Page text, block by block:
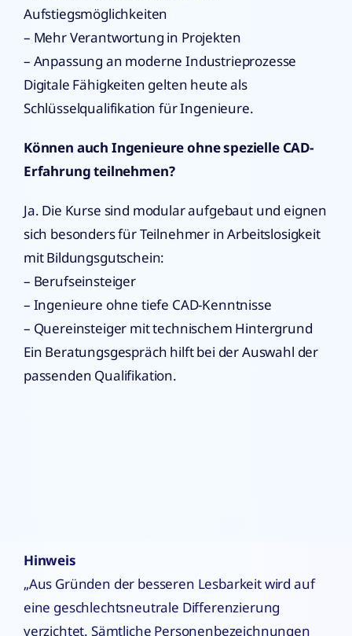
Aufstiegsmöglichkeiten
– Mehr Verantwortung in Projekten
– Anpassung an moderne Industrieprozesse
Digitale Fähigkeiten gelten heute als
Schlüsselqualifikation für Ingenieure.
Können auch Ingenieure ohne spezielle CAD-
Erfahrung teilnehmen?
Ja. Die Kurse sind modular aufgebaut und eignen
sich besonders für Teilnehmer in Arbeitslosigkeit
mit Bildungsgutschein:
– Berufseinsteiger
– Ingenieure ohne tiefe CAD-Kenntnisse
– Quereinsteiger mit technischem Hintergrund
Ein Beratungsgespräch hilft bei der Auswahl der
passenden Qualifikation.
Hinweis
„Aus Gründen der besseren Lesbarkeit wird auf
eine geschlechtsneutrale Differenzierung
verzichtet. Sämtliche Personenbezeichnungen